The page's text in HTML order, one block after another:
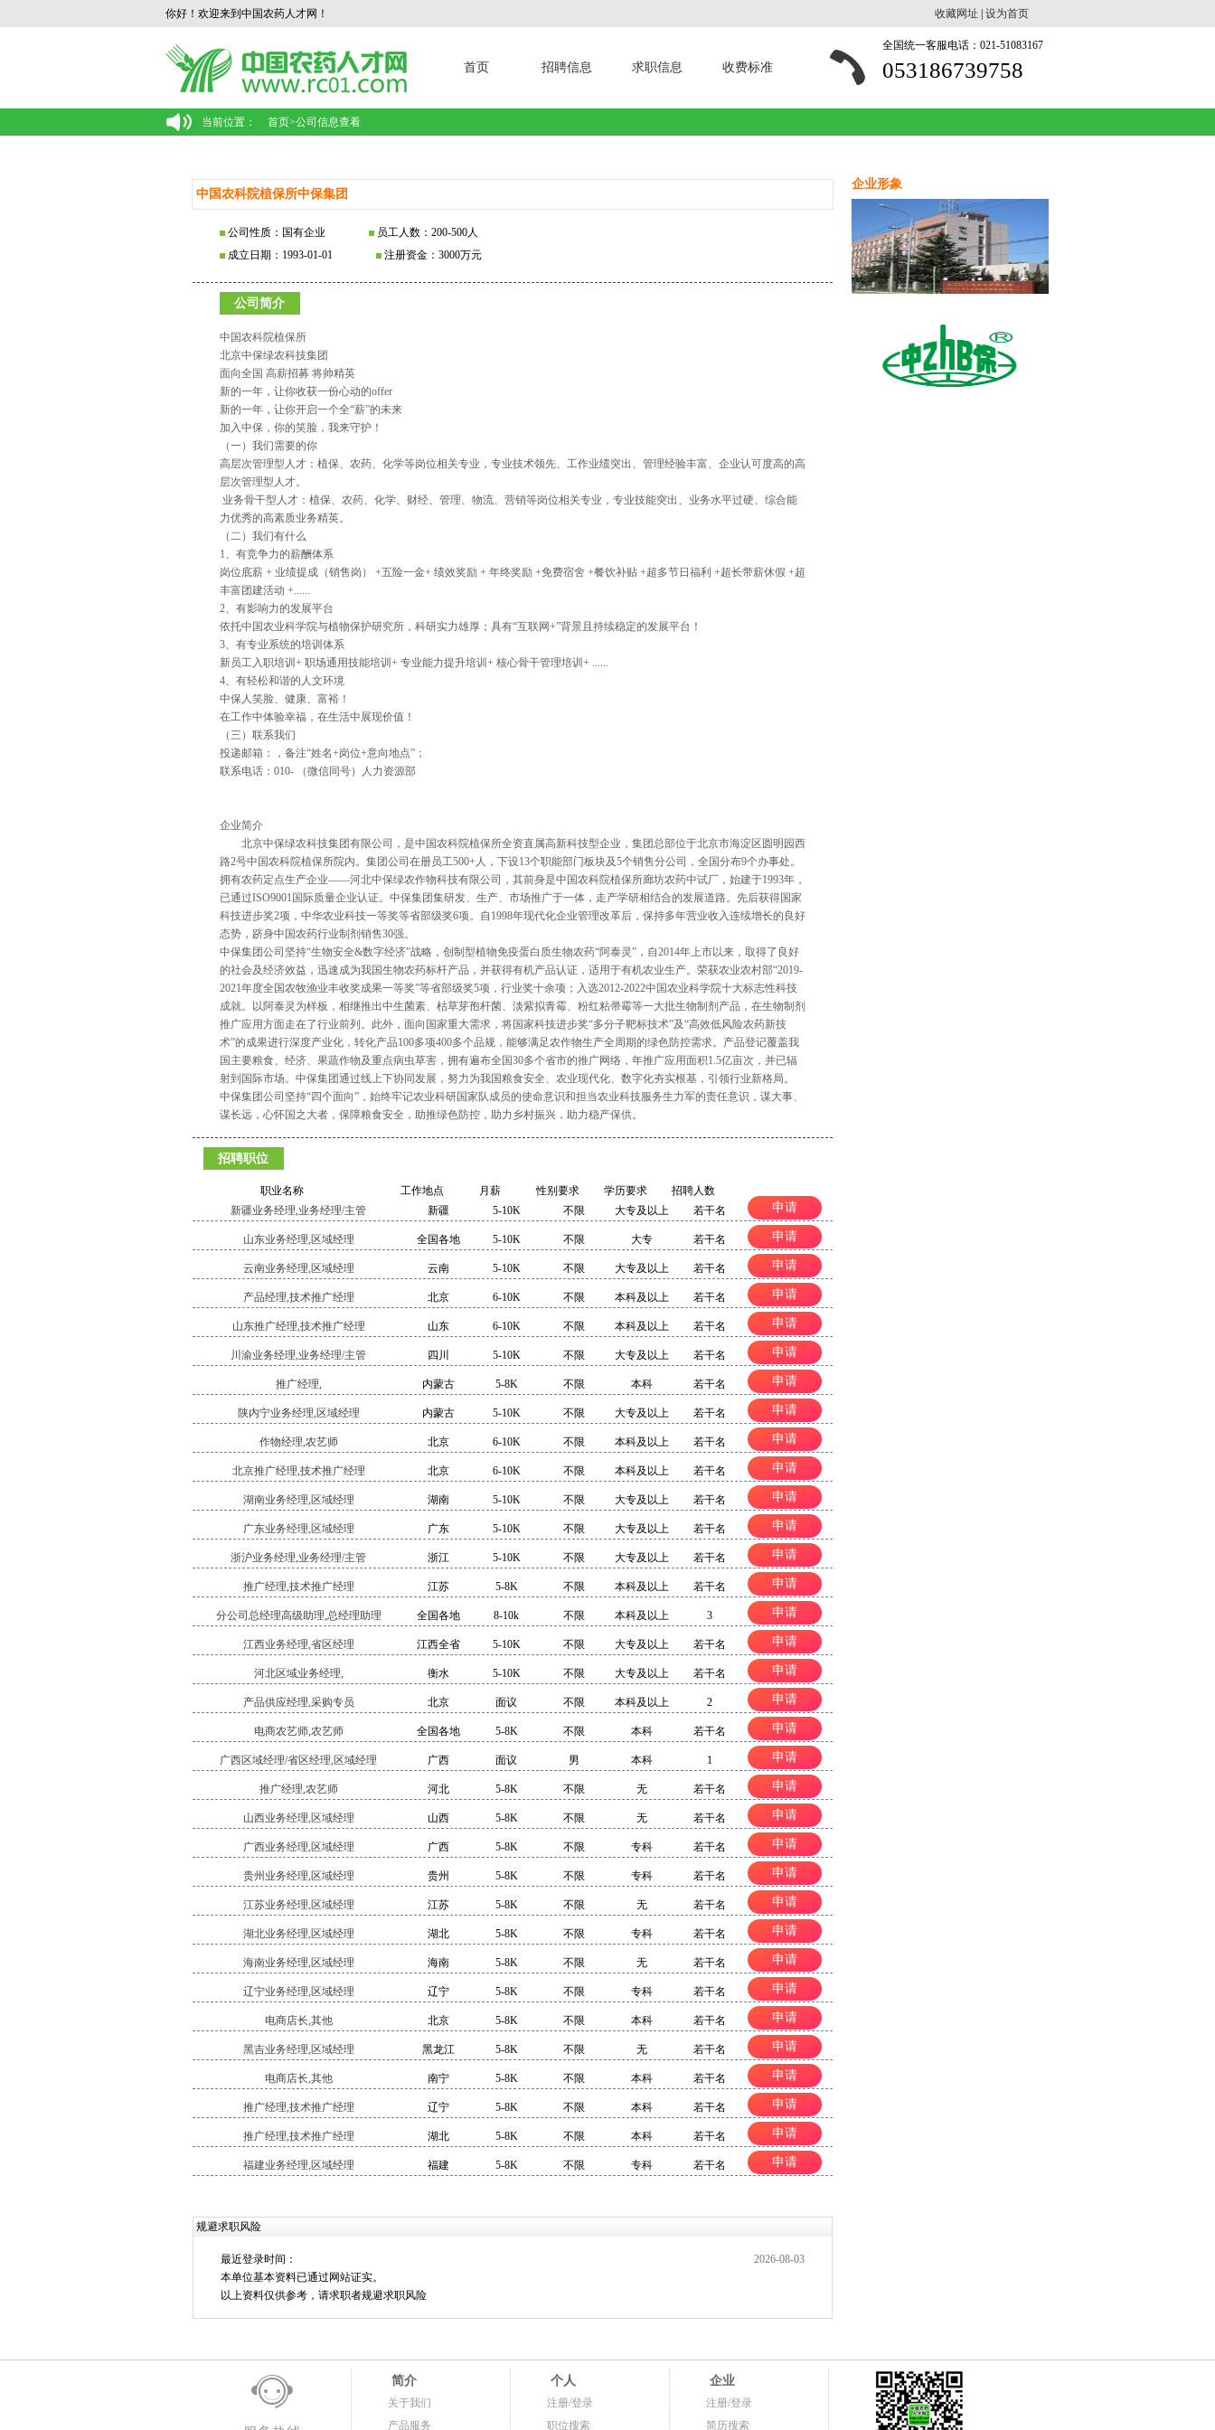
你好！欢迎来到中国农药人才网！ 收藏网址 设为首页
首页 招聘信息 求职信息 收费标准
全国统一客服电话：021-51083167
053186739758
当前位置： 首页>公司信息查看
中国农科院植保所中保集团
公司性质：国有企业
员工人数：200-500人
成立日期：1993-01-01
注册资金：3000万元
公司简介
中国农科院植保所
北京中保绿农科技集团
面向全国 高薪招募 将帅精英
新的一年，让你收获一份心动的offer
新的一年，让你开启一个全“薪”的未来
加入中保，你的笑脸，我来守护！
（一）我们需要的你
高层次管理型人才：植保、农药、化学等岗位相关专业，专业技术领先、工作业绩突出、管理经验丰富、企业认可度高的高
层次管理型人才。
业务骨干型人才：植保、农药、化学、财经、管理、物流、营销等岗位相关专业，专业技能突出、业务水平过硬、综合能
力优秀的高素质业务精英。
（二）我们有什么
1、有竞争力的薪酬体系
岗位底薪 + 业绩提成（销售岗） +五险一金+ 绩效奖励 + 年终奖励 +免费宿舍 +餐饮补贴 +超多节日福利 +超长带薪休假 +超
丰富团建活动 +......
2、有影响力的发展平台
依托中国农业科学院与植物保护研究所，科研实力雄厚；具有“互联网+”背景且持续稳定的发展平台！
3、有专业系统的培训体系
新员工入职培训+ 职场通用技能培训+ 专业能力提升培训+ 核心骨干管理培训+ ......
4、有轻松和谐的人文环境
中保人笑脸、健康、富裕！
在工作中体验幸福，在生活中展现价值！
（三）联系我们
投递邮箱：，备注“姓名+岗位+意向地点”；
联系电话：010- （微信同号）人力资源部
企业简介
北京中保绿农科技集团有限公司，是中国农科院植保所全资直属高新科技型企业，集团总部位于北京市海淀区圆明园西
路2号中国农科院植保所院内。集团公司在册员工500+人，下设13个职能部门板块及5个销售分公司，全国分布9个办事处。
拥有农药定点生产企业——河北中保绿农作物科技有限公司，其前身是中国农科院植保所廊坊农药中试厂，始建于1993年，
已通过ISO9001国际质量企业认证。中保集团集研发、生产、市场推广于一体，走产学研相结合的发展道路。先后获得国家
科技进步奖2项，中华农业科技一等奖等省部级奖6项。自1998年现代化企业管理改革后，保持多年营业收入连续增长的良好
态势，跻身中国农药行业制剂销售30强。
中保集团公司坚持“生物安全&数字经济”战略，创制型植物免疫蛋白质生物农药“阿泰灵”，自2014年上市以来，取得了良好
的社会及经济效益，迅速成为我国生物农药标杆产品，并获得有机产品认证，适用于有机农业生产。荣获农业农村部“2019-
2021年度全国农牧渔业丰收奖成果一等奖”等省部级奖5项，行业奖十余项；入选2012-2022中国农业科学院十大标志性科技
成就。以阿泰灵为样板，相继推出中生菌素、枯草芽孢杆菌、淡紫拟青霉、粉红粘帚霉等一大批生物制剂产品，在生物制剂
推广应用方面走在了行业前列。此外，面向国家重大需求，将国家科技进步奖“多分子靶标技术”及“高效低风险农药新技
术”的成果进行深度产业化，转化产品100多项400多个品规，能够满足农作物生产全周期的绿色防控需求。产品登记覆盖我
国主要粮食、经济、果蔬作物及重点病虫草害，拥有遍布全国30多个省市的推广网络，年推广应用面积1.5亿亩次，并已辐
射到国际市场。中保集团通过线上下协同发展，努力为我国粮食安全、农业现代化、数字化夯实根基，引领行业新格局。
中保集团公司坚持“四个面向”，始终牢记农业科研国家队成员的使命意识和担当农业科技服务生力军的责任意识，谋大事、
谋长远，心怀国之大者，保障粮食安全，助推绿色防控，助力乡村振兴，助力稳产保供。
招聘职位
职业名称 工作地点 月薪 性别要求 学历要求
招聘人数
新疆业务经理,业务经理/主管
新疆 5-10K 不限 大专及以上 若干名 申请
山东业务经理,区域经理 全国各地 5-10K 不限 大专 若干名 申请
云南业务经理,区域经理 云南 5-10K 不限 大专及以上 若干名 申请
产品经理,技术推广经理 北京 6-10K 不限 本科及以上 若干名 申请
山东推广经理,技术推广经理 山东 6-10K 不限 本科及以上 若干名 申请
川渝业务经理,业务经理/主管 四川 5-10K 不限 大专及以上 若干名 申请
推广经理, 内蒙古 5-8K 不限 本科 若干名 申请
陕内宁业务经理,区域经理 内蒙古 5-10K 不限 大专及以上 若干名 申请
作物经理,农艺师 北京 6-10K 不限 本科及以上 若干名 申请
北京推广经理,技术推广经理 北京 6-10K 不限 本科及以上 若干名 申请
湖南业务经理,区域经理 湖南 5-10K 不限 大专及以上 若干名 申请
广东业务经理,区域经理 广东 5-10K 不限 大专及以上 若干名 申请
浙沪业务经理,业务经理/主管 浙江 5-10K 不限 大专及以上 若干名 申请
推广经理,技术推广经理 江苏 5-8K 不限 本科及以上 若干名 申请
分公司总经理高级助理,总经理助理 全国各地 8-10k 不限 本科及以上 3 申请
江西业务经理,省区经理 江西全省 5-10K 不限 大专及以上 若干名 申请
河北区域业务经理, 衡水 5-10K 不限 大专及以上 若干名 申请
产品供应经理,采购专员 北京 面议 不限 本科及以上 2 申请
电商农艺师,农艺师 全国各地 5-8K 不限 本科 若干名 申请
广西区域经理/省区经理,区域经理 广西 面议 男 本科 1 申请
推广经理,农艺师 河北 5-8K 不限 无 若干名 申请
山西业务经理,区域经理 山西 5-8K 不限 无 若干名 申请
广西业务经理,区域经理 广西 5-8K 不限 专科 若干名 申请
贵州业务经理,区域经理 贵州 5-8K 不限 专科 若干名 申请
江苏业务经理,区域经理 江苏 5-8K 不限 无 若干名 申请
湖北业务经理,区域经理 湖北 5-8K 不限 专科 若干名 申请
海南业务经理,区域经理 海南 5-8K 不限 无 若干名 申请
辽宁业务经理,区域经理 辽宁 5-8K 不限 专科 若干名 申请
电商店长,其他 北京 5-8K 不限 本科 若干名 申请
黑吉业务经理,区域经理 黑龙江 5-8K 不限 无 若干名 申请
电商店长,其他 南宁 5-8K 不限 本科 若干名 申请
推广经理,技术推广经理 辽宁 5-8K 不限 本科 若干名 申请
推广经理,技术推广经理 湖北 5-8K 不限 本科 若干名 申请
福建业务经理,区域经理 福建 5-8K 不限 专科 若干名 申请
规避求职风险
最近登录时间：
2026-08-03
本单位基本资料已通过网站证实。
以上资料仅供参考，请求职者规避求职风险
企业形象
简介
关于我们
产品服务
个人
注册/登录
职位搜索
企业
注册/登录
简历搜索